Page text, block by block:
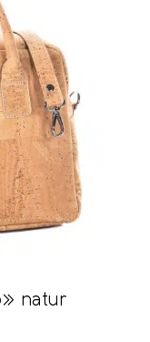
natur